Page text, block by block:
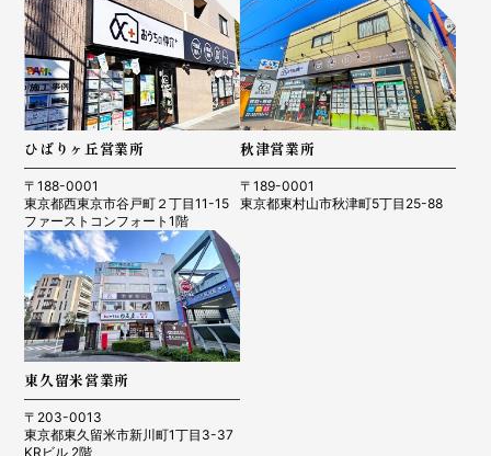
ひばりヶ丘営業所
〒188-0001
東京都西東京市谷戸町２丁目11-15
ファーストコンフォート1階
秋津営業所
〒189-0001
東京都東村山市秋津町5丁目25-88
東久留米営業所
〒203-0013
東京都東久留米市新川町1丁目3-37
KRビル 2階